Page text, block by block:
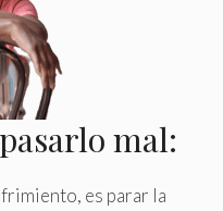
mal:
es parar la